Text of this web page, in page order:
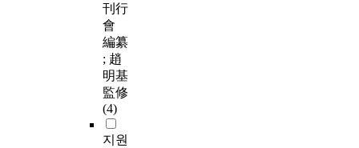
刊行
會
編纂
; 趙
明基
監修
(4)
지원